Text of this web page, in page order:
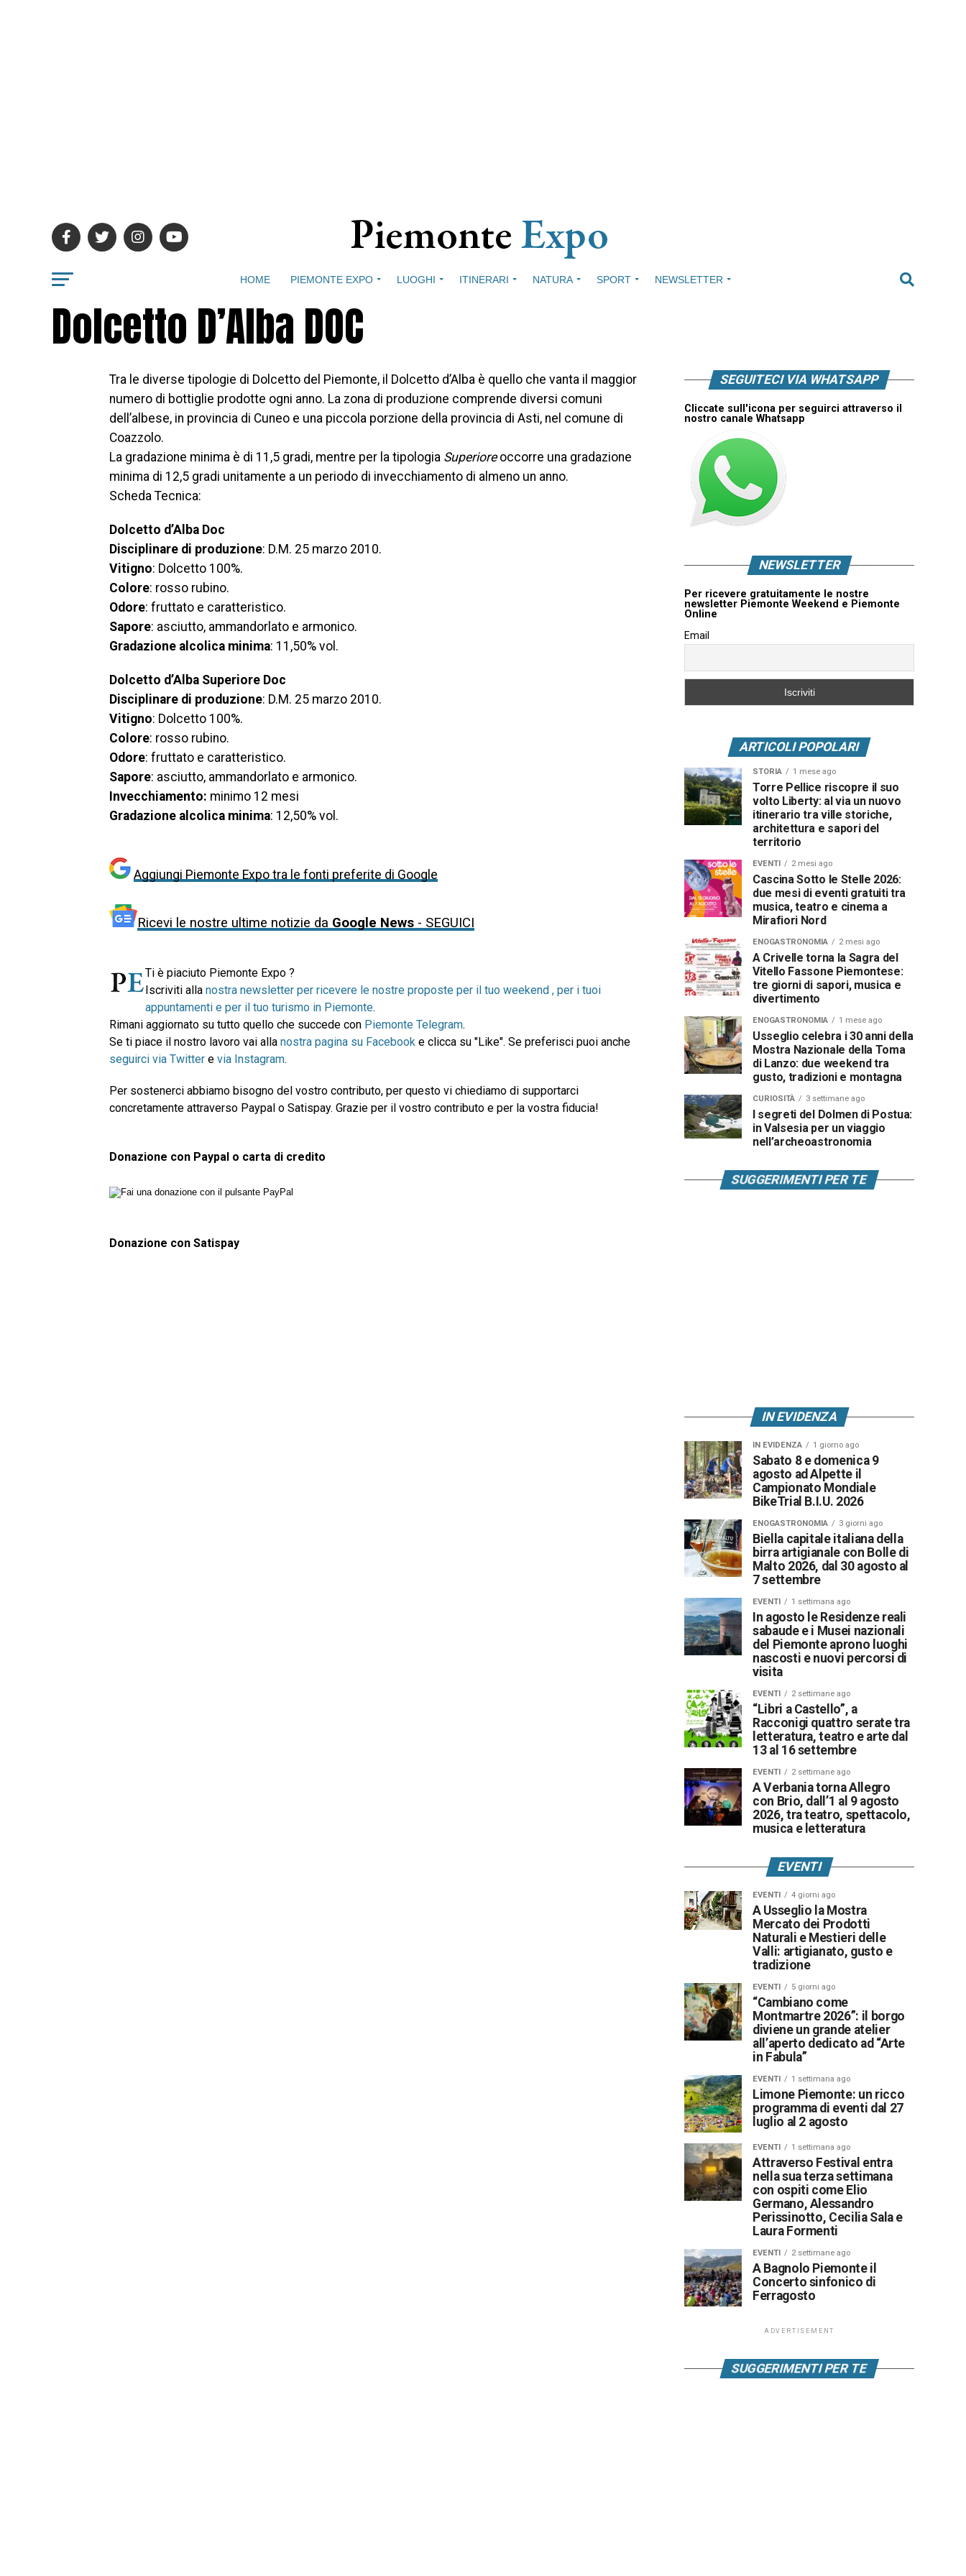
HOME PIEMONTE EXPO LUOGHI ITINERARI NATURA SPORT NEWSLETTER
Dolcetto D’Alba DOC
Tra le diverse tipologie di Dolcetto del Piemonte, il Dolcetto d’Alba è quello che vanta il maggior
numero di bottiglie prodotte ogni anno. La zona di produzione comprende diversi comuni
dell’albese, in provincia di Cuneo e una piccola porzione della provincia di Asti, nel comune di
Coazzolo.
La gradazione minima è di 11,5 gradi, mentre per la tipologia Superioreoccorre una gradazione
minima di 12,5 gradi unitamente a un periodo di invecchiamento di almeno un anno.
Scheda Tecnica:
Dolcetto d’Alba Doc
Disciplinare di produzione: D.M. 25 marzo 2010.
Vitigno: Dolcetto 100%.
Colore: rosso rubino.
Odore: fruttato e caratteristico.
Sapore: asciutto, ammandorlato e armonico.
Gradazione alcolica minima: 11,50% vol.
Dolcetto d’Alba Superiore Doc
Disciplinare di produzione: D.M. 25 marzo 2010.
Vitigno: Dolcetto 100%.
Colore: rosso rubino.
Odore: fruttato e caratteristico.
Sapore: asciutto, ammandorlato e armonico.
Invecchiamento: minimo 12 mesi
Gradazione alcolica minima: 12,50% vol.
Aggiungi Piemonte Expo tra le fonti preferite di Google
Ricevi le nostre ultime notizie da Google News - SEGUICI
Ti è piaciuto Piemonte Expo ?
Iscriviti alla nostra newsletter per ricevere le nostre proposte per il tuo weekend , per i tuoi
appuntamenti e per il tuo turismo in Piemonte.
Rimani aggiornato su tutto quello che succede con Piemonte Telegram.
Se ti piace il nostro lavoro vai alla nostra pagina su Facebook e clicca su "Like". Se preferisci puoi anche
seguirci via Twitter e via Instagram.
Per sostenerci abbiamo bisogno del vostro contributo, per questo vi chiediamo di supportarci
concretamente attraverso Paypal o Satispay. Grazie per il vostro contributo e per la vostra fiducia!
Donazione con Paypal o carta di credito
Donazione con Satispay
SEGUITECI VIA WHATSAPP
Cliccate sull'icona per seguirci attraverso il
nostro canale Whatsapp
NEWSLETTER
Per ricevere gratuitamente le nostre
newsletter Piemonte Weekend e Piemonte
Online
Email
ARTICOLI POPOLARI
STORIA 1 mese ago
Torre Pellice riscopre il suo
volto Liberty: al via un nuovo
itinerario tra ville storiche,
architettura e sapori del
territorio
EVENTI 2 mesi ago
Cascina Sotto le Stelle 2026:
due mesi di eventi gratuiti tra
musica, teatro e cinema a
Mirafiori Nord
ENOGASTRONOMIA 2 mesi ago
A Crivelle torna la Sagra del
Vitello Fassone Piemontese:
tre giorni di sapori, musica e
divertimento
ENOGASTRONOMIA 1 mese ago
Usseglio celebra i 30 anni della
Mostra Nazionale della Toma
di Lanzo: due weekend tra
gusto, tradizioni e montagna
CURIOSITÀ 3 settimane ago
I segreti del Dolmen di Postua:
in Valsesia per un viaggio
nell’archeoastronomia
SUGGERIMENTI PER TE
IN EVIDENZA
IN EVIDENZA 1 giorno ago
Sabato 8 e domenica 9
agosto ad Alpette il
Campionato Mondiale
BikeTrial B.I.U. 2026
ENOGASTRONOMIA 3 giorni ago
Biella capitale italiana della
birra artigianale con Bolle di
Malto 2026, dal 30 agosto al
7 settembre
EVENTI 1 settimana ago
In agosto le Residenze reali
sabaude e i Musei nazionali
del Piemonte aprono luoghi
nascosti e nuovi percorsi di
visita
EVENTI 2 settimane ago
“Libri a Castello”, a
Racconigi quattro serate tra
letteratura, teatro e arte dal
13 al 16 settembre
EVENTI 2 settimane ago
A Verbania torna Allegro
con Brio, dall’1 al 9 agosto
2026, tra teatro, spettacolo,
musica e letteratura
EVENTI
EVENTI 4 giorni ago
A Usseglio la Mostra
Mercato dei Prodotti
Naturali e Mestieri delle
Valli: artigianato, gusto e
tradizione
EVENTI 5 giorni ago
“Cambiano come
Montmartre 2026”: il borgo
diviene un grande atelier
all’aperto dedicato ad “Arte
in Fabula”
EVENTI 1 settimana ago
Limone Piemonte: un ricco
programma di eventi dal 27
luglio al 2 agosto
EVENTI 1 settimana ago
Attraverso Festival entra
nella sua terza settimana
con ospiti come Elio
Germano, Alessandro
Perissinotto, Cecilia Sala e
Laura Formenti
EVENTI 2 settimane ago
A Bagnolo Piemonte il
Concerto sinfonico di
Ferragosto
ADVERTISEMENT
SUGGERIMENTI PER TE